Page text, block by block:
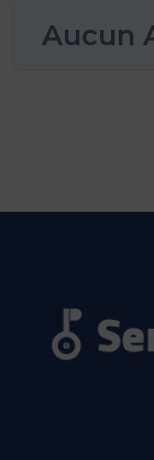
Aucun